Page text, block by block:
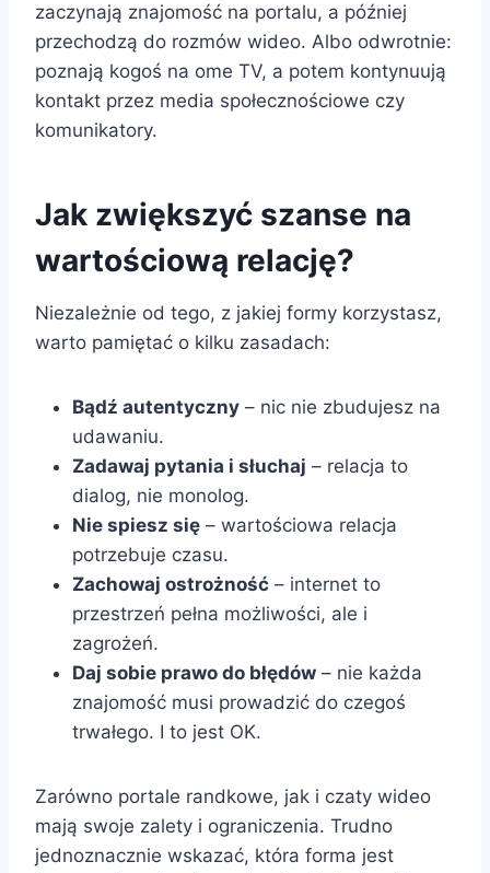
zaczynają znajomość na portalu, a później
przechodzą do rozmów wideo. Albo odwrotnie:
poznają kogoś na ome TV, a potem kontynuują
kontakt przez media społecznościowe czy
komunikatory.
Jak zwiększyć szanse na
wartościową relację?
Niezależnie od tego, z jakiej formy korzystasz,
warto pamiętać o kilku zasadach:
Bądź autentyczny – nic nie zbudujesz na
udawaniu.
Zadawaj pytania i słuchaj – relacja to
dialog, nie monolog.
Nie spiesz się – wartościowa relacja
potrzebuje czasu.
Zachowaj ostrożność – internet to
przestrzeń pełna możliwości, ale i
zagrożeń.
Daj sobie prawo do błędów – nie każda
znajomość musi prowadzić do czegoś
trwałego. I to jest OK.
Zarówno portale randkowe, jak i czaty wideo
mają swoje zalety i ograniczenia. Trudno
jednoznacznie wskazać, która forma jest